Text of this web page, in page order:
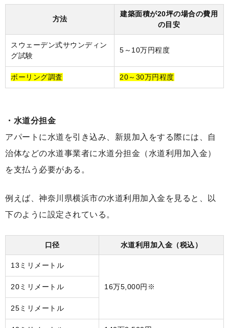
方法
建築面積が20坪の場合の費用
の目安
スウェーデン式サウンディン
グ試験
5～10万円程度
ボーリング調査 20～30万円程度
・水道分担金
アパートに水道を引き込み、新規加入をする際には、自
治体などの水道事業者に水道分担金（水道利用加入金）
を支払う必要がある。
例えば、神奈川県横浜市の水道利用加入金を見ると、以
下のように設定されている。
口径 水道利用加入金（税込）
13ミリメートル
16万5,000円※
20ミリメートル
25ミリメートル